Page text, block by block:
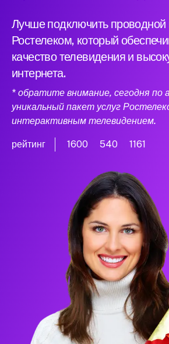
Лучше подключить проводной
Ростелеком, который
качество телевидения и
интернета.
* обратите внимание, сегодня по
уникальный пакет услуг
интерактивным телевидением.
рейтинг 1600 540 1161